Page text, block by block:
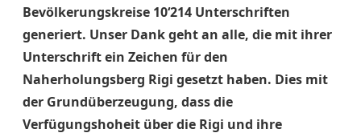
Bevölkerungskreise 10‘214 Unterschriften
generiert. Unser Dank geht an alle, die mit ihrer
Unterschrift ein Zeichen für den
Naherholungsberg Rigi gesetzt haben. Dies mit
der Grundüberzeugung, dass die
Verfügungshoheit über die Rigi und ihre